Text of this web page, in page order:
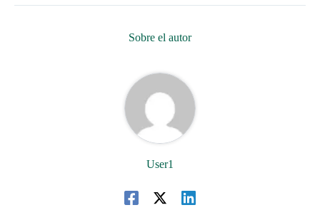
Sobre el autor
User1